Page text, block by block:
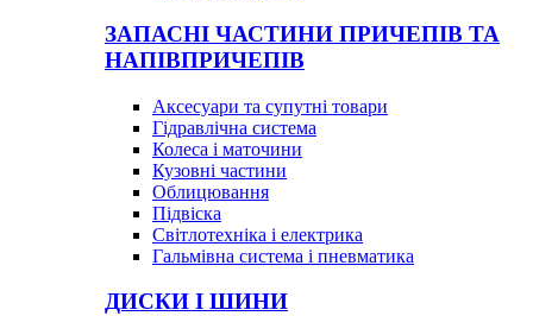
ЗАПАСНІ ЧАСТИНИ ПРИЧЕПІВ ТА
НАПІВПРИЧЕПІВ
Аксесуари та супутні товари
Гідравлічна система
Колеса і маточини
Кузовні частини
Облицювання
Підвіска
Світлотехніка і електрика
Гальмівна система і пневматика
ДИСКИ І ШИНИ